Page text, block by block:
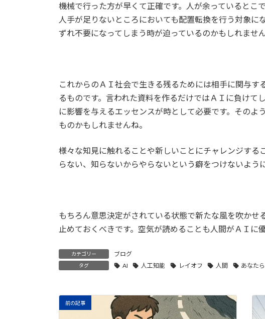
機械で行った方が早くて正確です。人が余っているとこ
人手が足りないところにおいても配置転換を行う対象に
ずれ不要になってしまう時が迫っているのかもしれません
これからのＡＩ社会で生きる残るためには相手に関与す
るものです。言われた資料を作るだけではＡＩに負けて
に影響を与えるエッセンスが時として必要です。そのよ
ものかもしれませんね。
様々な知見に触れることや新しいことにチャレンジする
らない、知らないからやらないという癖をつけないよう
もちろん意思決定がされている状態で新たな風を吹かせ
止めておくべきです。空気が読めることも人間がＡＩに
カテゴリー ブログ
タグ AI 人工知能 レイオフ 人間 あなた
前の記事